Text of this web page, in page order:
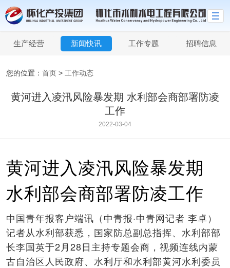
生产经营 新闻快讯 工作专题 招聘信息
您的位置： 首页 > 工作动态
黄河进入凌汛风险暴发期 水利部会商部署防凌
工作
2022-03-04
黄河进入凌汛风险暴发期
水利部会商部署防凌工作
中国青年报客户端讯（中青报·中青网记者 李卓）
记者从水利部获悉，国家防总副总指挥、水利部部
长李国英于2月28日主持专题会商，视频连线内蒙
古自治区人民政府、水利厅和水利部黄河水利委员